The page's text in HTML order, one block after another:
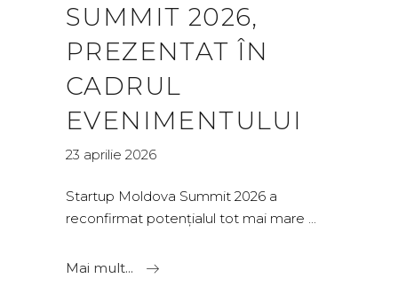
SUMMIT 2026,
PREZENTAT ÎN
CADRUL
EVENIMENTULUI
23 aprilie 2026
Startup Moldova Summit 2026 a
reconfirmat potențialul tot mai mare
Mai mult...